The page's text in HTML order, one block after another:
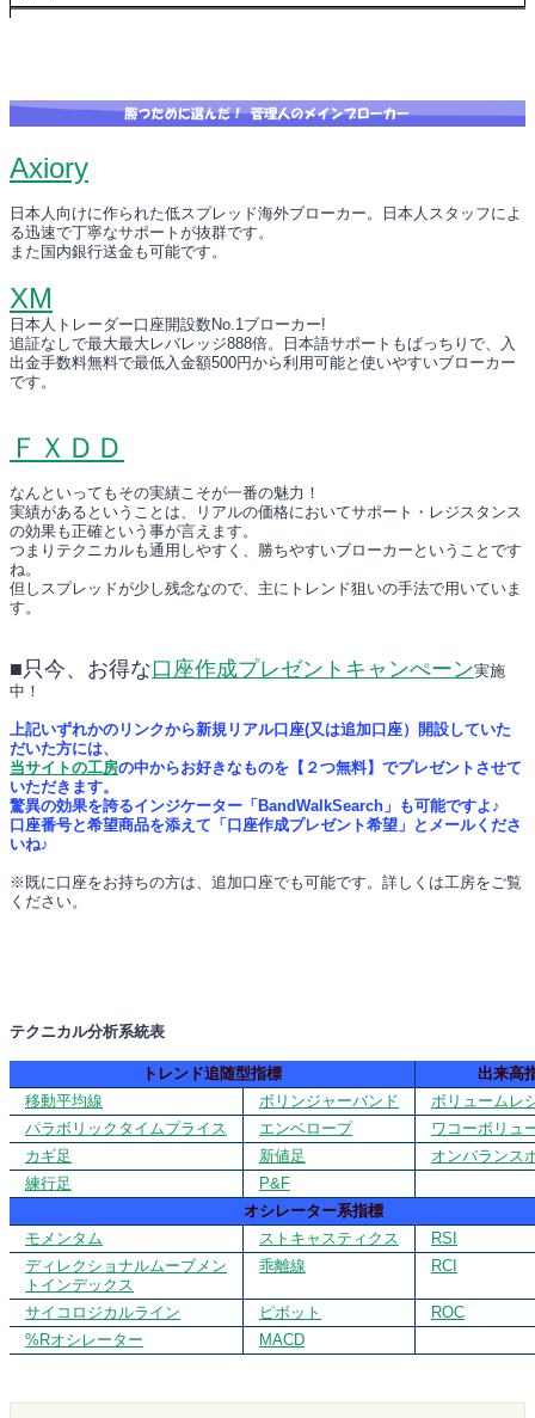
Axiory
日本人向けに作られた低スプレッド海外ブローカー。日本人スタッフによ
る迅速で丁寧なサポートが抜群です。
また国内銀行送金も可能です。
XM
日本人トレーダー口座開設数No.1ブローカー!
追証なしで最大最大レバレッジ888倍。日本語サポートもばっちりで、入
出金手数料無料で最低入金額500円から利用可能と使いやすいブローカー
です。
ＦＸＤＤ
なんといってもその実績こそが一番の魅力！
実績があるということは、リアルの価格においてサポート・レジスタンス
の効果も正確という事が言えます。
つまりテクニカルも通用しやすく、勝ちやすいブローカーということです
ね。
但しスプレッドが少し残念なので、主にトレンド狙いの手法で用いていま
す。
■只今、お得な口座作成プレゼントキャンぺーン実施
中！
上記いずれかのリンクから新規リアル口座(又は追加口座）開設していた
だいた方には、
当サイトの工房の中からお好きなものを【２つ無料】でプレゼントさせて
いただきます。
驚異の効果を誇るインジケーター「BandWalkSearch」も可能ですよ♪
口座番号と希望商品を添えて「口座作成プレゼント希望」とメールくださ
いね♪
※既に口座をお持ちの方は、追加口座でも可能です。詳しくは工房をご覧
ください。
テクニカル分析系統表
トレンド追随型指標
出来高
移動平均線
ボリンジャーバンド
ボリュームレ
パラボリックタイムプライス
エンベロープ
ワコーボリュ
カギ足
新値足
オンバランス
練行足
P&F
オシレーター系指標
モメンタム
ストキャスティクス
RSI
ディレクショナルムーブメン
トインデックス
乖離線 RCI
サイコロジカルライン ピボット
ROC
%Rオシレーター
MACD